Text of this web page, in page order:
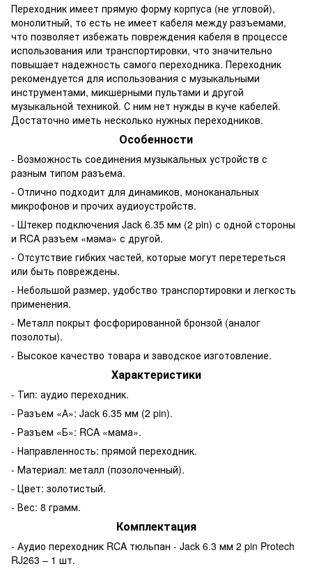
Переходник имеет прямую форму корпуса (не угловой),
монолитный, то есть не имеет кабеля между разъемами,
что позволяет избежать повреждения кабеля в процессе
использования или транспортировки, что значительно
повышает надежность самого переходника. Переходник
рекомендуется для использования с музыкальными
инструментами, микшерными пультами и другой
музыкальной техникой. С ним нет нужды в куче кабелей.
Достаточно иметь несколько нужных переходников.
Особенности
- Возможность соединения музыкальных устройств с
разным типом разъема.
- Отлично подходит для динамиков, моноканальных
микрофонов и прочих аудиоустройств.
- Штекер подключения Jack 6.35 мм (2 pin) с одной стороны
и RCA разъем «мама» с другой.
- Отсутствие гибких частей, которые могут перетереться
или быть повреждены.
- Небольшой размер, удобство транспортировки и легкость
применения.
- Металл покрыт фосфорированной бронзой (аналог
позолоты).
- Высокое качество товара и заводское изготовление.
Характеристики
- Тип: аудио переходник.
- Разъем «А»: Jack 6.35 мм (2 pin).
- Разъем «Б»: RCA «мама».
- Направленность: прямой переходник.
- Материал: металл (позолоченный).
- Цвет: золотистый.
- Вес: 8 грамм.
Комплектация
- Аудио переходник RCA тюльпан - Jack 6.3 мм 2 pin Protech
RJ263 – 1 шт.